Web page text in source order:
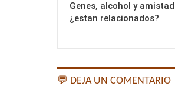
Genes, alcohol y amistad
¿estan relacionados?
💬 DEJA UN COMENTARIO